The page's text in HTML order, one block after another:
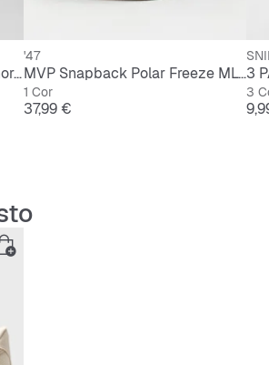
Castelnou Overknee Smart Shorts
'47
MVP Snapback Polar Freeze MLB New York Yankees
1 Cor
Preço
37,99 €
3
3